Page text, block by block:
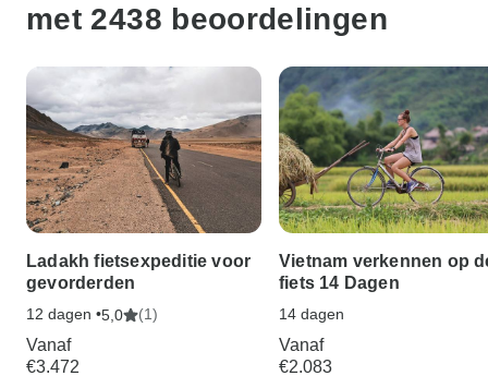
met 2438 beoordelingen
Ladakh fietsexpeditie voor
gevorderden
12 dagen •5,0 (1)
Vanaf
€3.472
Vietnam verkennen op
fiets 14 Dagen
14 dagen
Vanaf
€2.083